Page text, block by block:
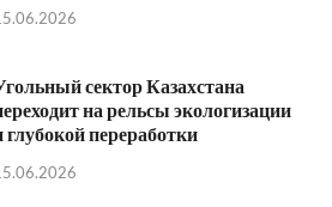
сектор Казахстана
на рельсы экологизации
глубокой переработки